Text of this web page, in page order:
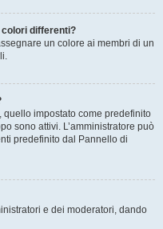
colori differenti?
un colore ai membri di un
impostato come predefinito
sono attivi. L’amministratore può
predefinito dal Pannello di
e dei moderatori, dando